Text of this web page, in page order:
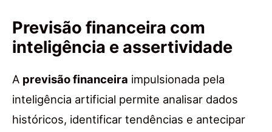
Previsão financeira com
inteligência e assertividade
A previsão financeira impulsionada pela
inteligência artificial permite analisar dados
históricos, identificar tendências e antecipar